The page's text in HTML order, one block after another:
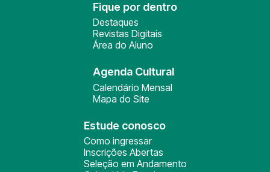
Fique por dentro
Destaques
Revistas Digitais
Área do Aluno
Agenda Cultural
Calendário Mensal
Mapa do Site
Estude conosco
Como ingressar
Inscrições Abertas
Seleção em Andamento